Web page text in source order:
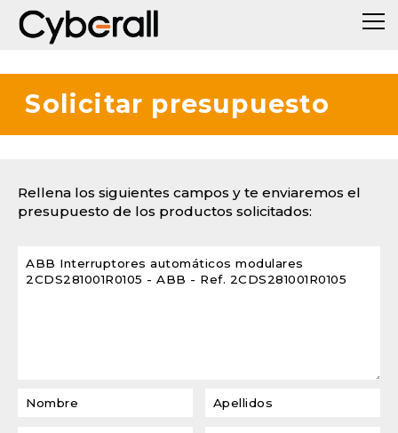
Solicitar presupuesto
Rellena los siguientes campos y te enviaremos el
presupuesto de los productos solicitados: